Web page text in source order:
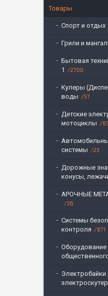
Товары
Спорт и отдых
Грили и
Бытовая
1
2700
Кулеры
воды
57
Детские
мотоциклы
63
системы
23
Дорожные
конусы,
АРОЧНЫЕ
36
Системы
контроля
871
Оборудование
Электробайки